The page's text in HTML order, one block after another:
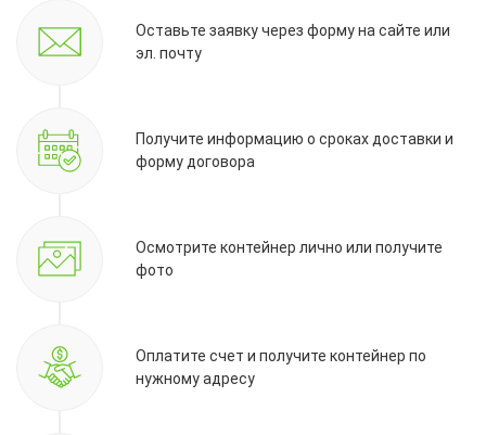
Оставьте заявку через форму на сайте или
эл. почту
Получите информацию о сроках доставки и
форму договора
Осмотрите контейнер лично или получите
фото
Оплатите счет и получите контейнер по
нужному адресу